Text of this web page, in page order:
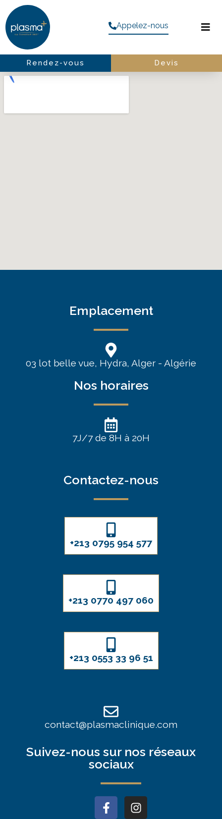
Appelez-nous
Rendez-vous Devis
Emplacement
03 lot belle vue, Hydra, Alger - Algérie
Nos horaires
7J/7 de 8H à 20H
Contactez-nous
+213 0795 954 577
+213 0770 497 060
+213 0553 33 96 51
contact@plasmaclinique.com
Suivez-nous sur nos réseaux
sociaux